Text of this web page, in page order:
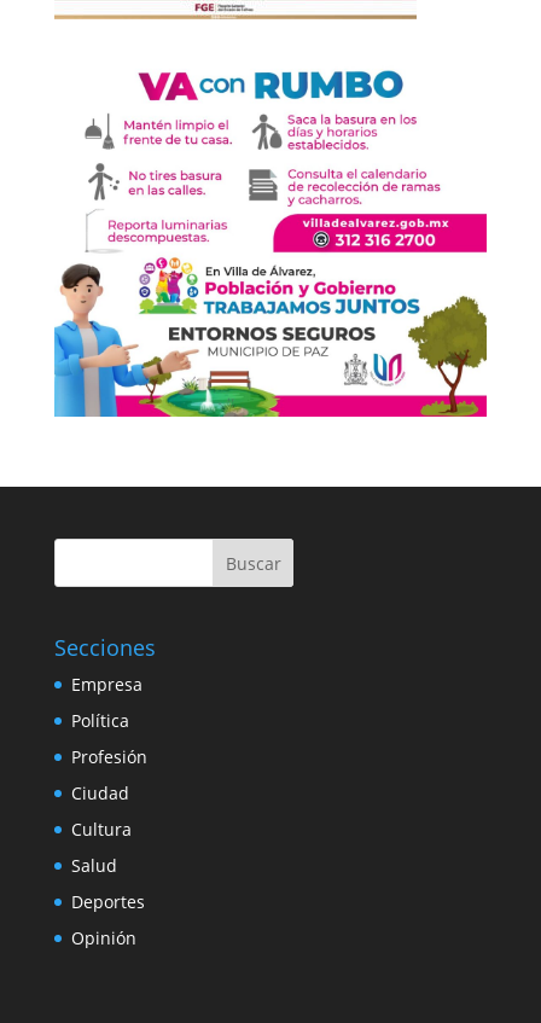
Buscar
Secciones
Empresa
Política
Profesión
Ciudad
Cultura
Salud
Deportes
Opinión